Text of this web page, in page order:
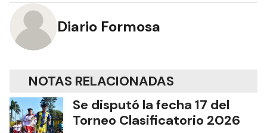
Diario Formosa
NOTAS RELACIONADAS
Se disputó la fecha 17 del
Torneo Clasificatorio 2026